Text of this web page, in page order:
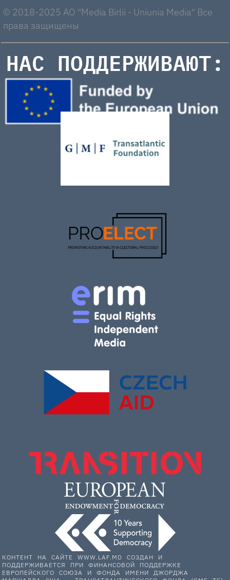
© 2018-2025 AO "Media Birlii - Uniunia Media" Все
права защищены
НАС ПОДДЕРЖИВАЮТ:
КОНТЕНТ НА САЙТЕ WWW.LAF.MD СОЗДАН И
ПОДДЕРЖИВАЕТСЯ ПРИ ФИНАНСОВОЙ ПОДДЕРЖКЕ
ЕВРОПЕЙСКОГО СОЮЗА И ФОНДА ИМЕНИ ДЖОРДЖА